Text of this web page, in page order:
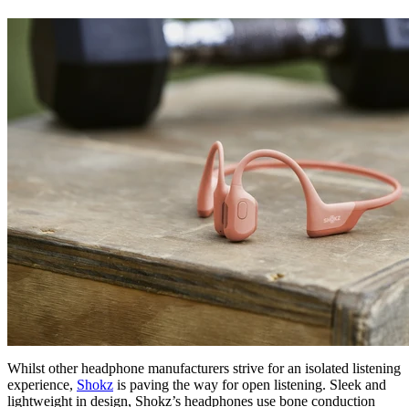
Whilst other headphone manufacturers strive for an isolated listening
experience, Shokz is paving the way for open listening. Sleek and
lightweight in design, Shokz’s headphones use bone conduction